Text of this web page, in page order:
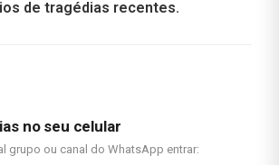
de tragédias recentes.
no seu celular
grupo ou canal do WhatsApp entrar: